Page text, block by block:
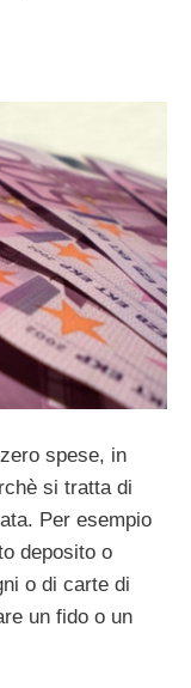
spese, in
si tratta di
Per esempio
deposito o
o di carte di
un fido o un